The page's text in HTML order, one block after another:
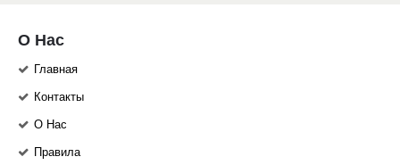
О Нас
Главная
Контакты
О Нас
Правила